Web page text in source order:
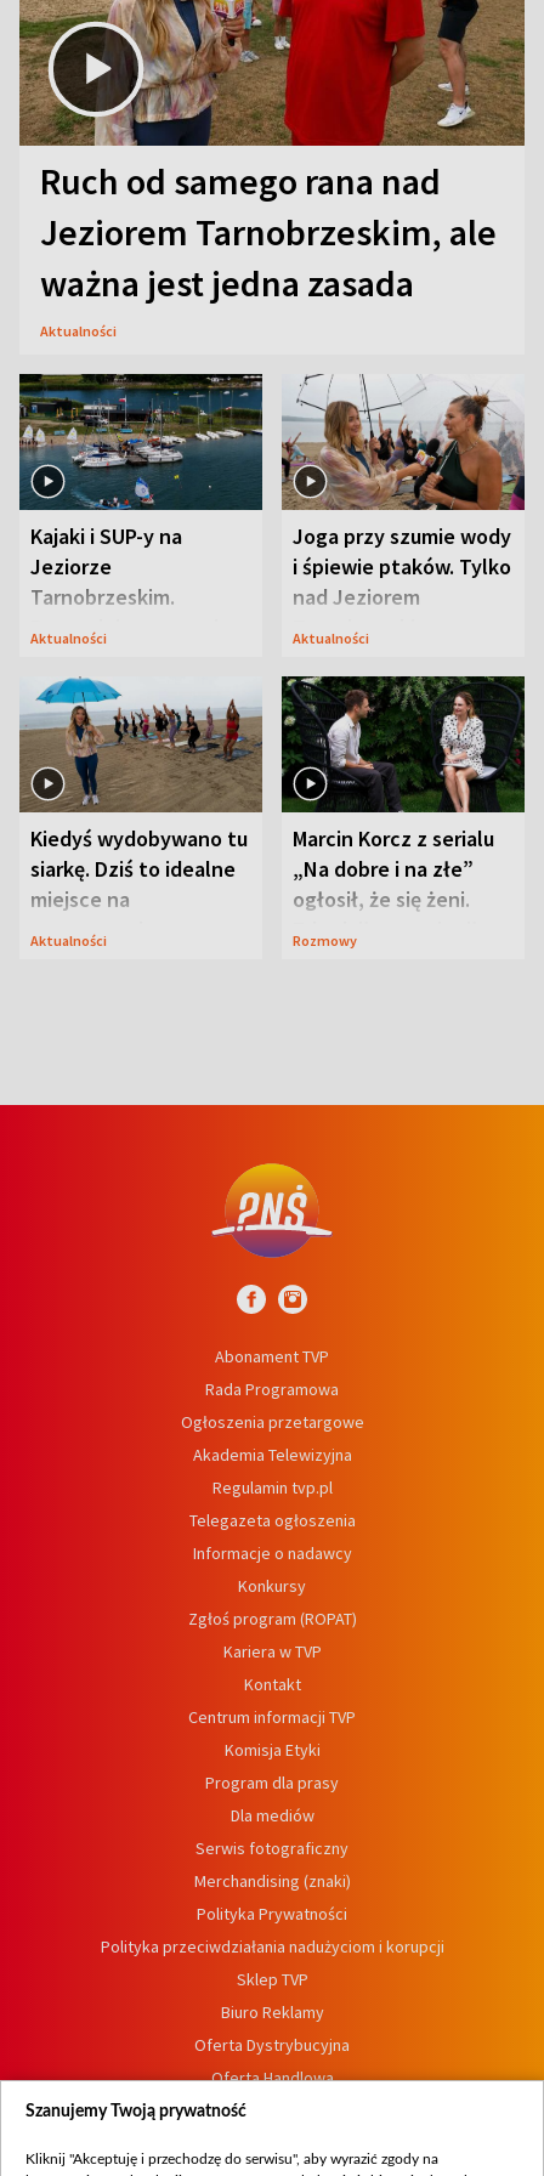
Ruch od samego rana nad
Jeziorem Tarnobrzeskim, ale
ważna jest jedna zasada
Aktualności
Kajaki i SUP-y na
Jeziorze
Tarnobrzeskim.
Przyrodnicy zwracają
Aktualności
Joga przy szumie wody
i śpiewie ptaków. Tylko
nad Jeziorem
Tarnobrzeskim
Aktualności
Kiedyś wydobywano tu
siarkę. Dziś to idealne
miejsce na
wypoczynek
Aktualności
Marcin Korcz z serialu
„Na dobre i na złe”
ogłosił, że się żeni.
Zdradził, co zmienił
Rozmowy
Abonament TVP
Rada Programowa
Ogłoszenia przetargowe
Akademia Telewizyjna
Regulamin tvp.pl
Telegazeta ogłoszenia
Informacje o nadawcy
Konkursy
Zgłoś program (ROPAT)
Kariera w TVP
Kontakt
Centrum informacji TVP
Komisja Etyki
Program dla prasy
Dla mediów
Serwis fotograficzny
Merchandising (znaki)
Polityka Prywatności
Polityka przeciwdziałania nadużyciom i korupcji
Sklep TVP
Biuro Reklamy
Oferta Dystrybucyjna
Oferta Handlowa
Dostępność
Szanujemy Twoją prywatność
Kliknij "Akceptuję i przechodzę do serwisu", aby wyrazić zgody na